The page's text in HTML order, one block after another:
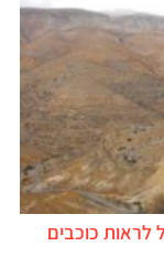
לראות כוכבים